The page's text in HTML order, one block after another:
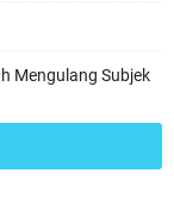
Mengulang Subjek